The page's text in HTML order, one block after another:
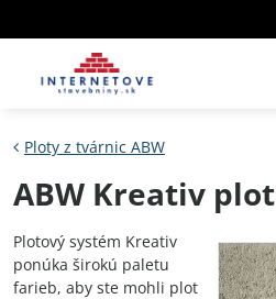
Ploty z tvárnic ABW
ABW Kreativ plot
Plotový systém Kreativ
ponúka širokú paletu
farieb, aby ste mohli plot